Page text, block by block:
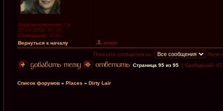
Зарегистрирован: Ср
20.09.2006, 07:38
Сообщения: 6781
Вернуться к началу
Показать сообщения за:
Поле
Страница 95 из 95 [ Сообщений:
Список форумов » Places » Dirty Lair